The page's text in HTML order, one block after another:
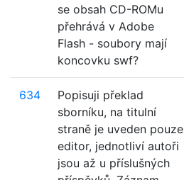
se obsah CD-ROMu
přehrává v Adobe
Flash - soubory mají
koncovku swf?
634
Popisuji překlad
sborníku, na titulní
straně je uveden pouze
editor, jednotliví autoři
jsou až u příslušných